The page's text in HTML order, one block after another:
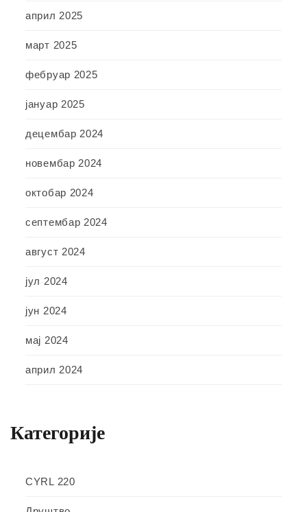
април 2025
март 2025
фебруар 2025
јануар 2025
децембар 2024
новембар 2024
октобар 2024
септембар 2024
август 2024
јул 2024
јун 2024
мај 2024
април 2024
Категорије
CYRL 220